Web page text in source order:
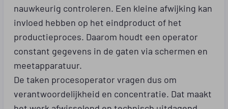
nauwkeurig controleren. Een kleine afwijking kan
invloed hebben op het eindproduct of het
productieproces. Daarom houdt een operator
constant gegevens in de gaten via schermen en
meetapparatuur.
De taken procesoperator vragen dus om
verantwoordelijkheid en concentratie. Dat maakt